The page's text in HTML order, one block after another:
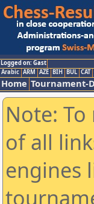
Logged on: Gast
Arabic ARM AZE BIH BUL CAT
Home Tournament-
Note:
of all
engines